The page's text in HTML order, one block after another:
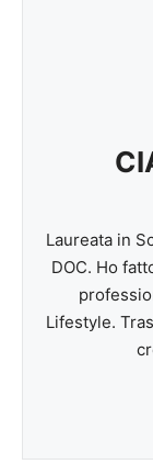
Laureata in
DOC. Ho
Lifestyle.